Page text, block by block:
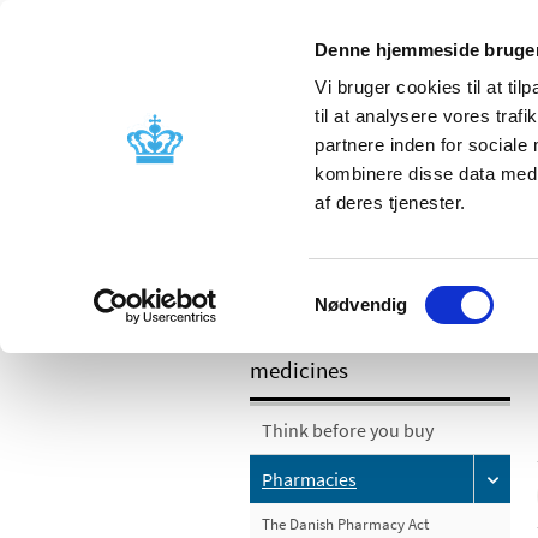
Denne hjemmeside
Vi bruger cookies til at
til at analysere vores
partnere inden for sociale
kombinere disse data
af deres tjenester.
Samtykkevalg
Nødvendig
Licensing and
Side effects
information
medicines
Think before you buy
Pharmacies
The Danish Pharmacy Act